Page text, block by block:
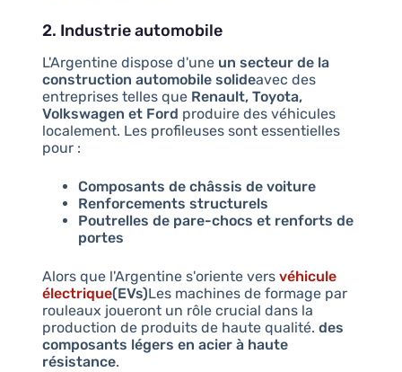
2. Industrie automobile
L'Argentine dispose d'une un secteur de la
construction automobile solideavec des
entreprises telles que Renault, Toyota,
Volkswagen et Ford produire des véhicules
localement. Les profileuses sont essentielles
pour :
Composants de châssis de voiture
Renforcements structurels
Poutrelles de pare-chocs et renforts de
portes
Alors que l'Argentine s'oriente vers véhicule
électrique(EVs)Les machines de formage par
rouleaux joueront un rôle crucial dans la
production de produits de haute qualité. des
composants légers en acier à haute
résistance.